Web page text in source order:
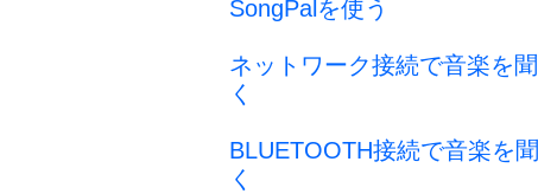
SongPalを使う
ネットワーク接続で音楽を聞
く
BLUETOOTH接続で音楽を聞
く